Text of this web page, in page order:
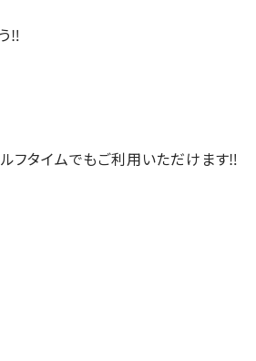
‼
フタイムでもご利用いただけます‼